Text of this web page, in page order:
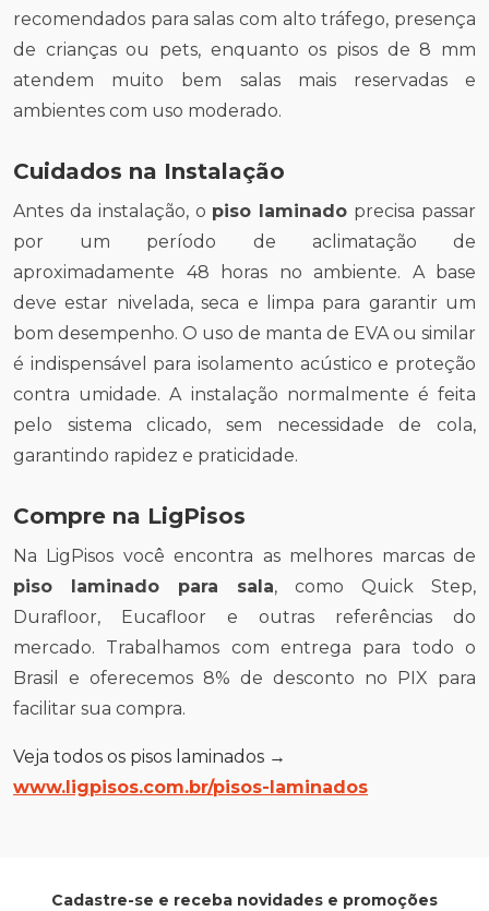
recomendados para salas com alto tráfego, presença
de crianças ou pets, enquanto os pisos de 8 mm
atendem muito bem salas mais reservadas e
ambientes com uso moderado.
Cuidados na Instalação
Antes da instalação, o piso laminado precisa passar
por um período de aclimatação de
aproximadamente 48 horas no ambiente. A base
deve estar nivelada, seca e limpa para garantir um
bom desempenho. O uso de manta de EVA ou similar
é indispensável para isolamento acústico e proteção
contra umidade. A instalação normalmente é feita
pelo sistema clicado, sem necessidade de cola,
garantindo rapidez e praticidade.
Compre na LigPisos
Na LigPisos você encontra as melhores marcas de
piso laminado para sala, como Quick Step,
Durafloor, Eucafloor e outras referências do
mercado. Trabalhamos com entrega para todo o
Brasil e oferecemos 8% de desconto no PIX para
facilitar sua compra.
Veja todos os pisos laminados →
www.ligpisos.com.br/pisos-laminados
Cadastre-se e receba novidades e promoções